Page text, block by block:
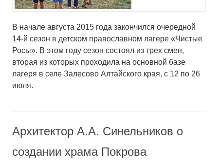
В начале августа 2015 года закончился очередной
14-й сезон в детском православном лагере «Чистые
Росы». В этом году сезон состоял из трех смен,
вторая из которых проходила на основной базе
лагеря в селе Залесово Алтайского края, с 12 по 26
июля.
Архитектор А.А. Синельников о
создании храма Покрова